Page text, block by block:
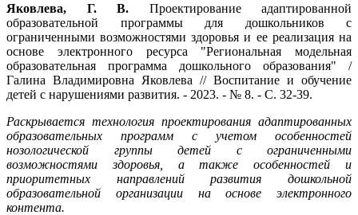
Яковлева, Г. В. Проектирование адаптированной
образовательной программы для дошкольников с
ограниченными возможностями здоровья и ее реализация на
основе электронного ресурса "Региональная модельная
образовательная программа дошкольного образования" /
Галина Владимировна Яковлева // Воспитание и обучение
детей с нарушениями развития. - 2023. - № 8. - С. 32-39.
Раскрывается технология проектирования адаптированных
образовательных программ с учетом особенностей
нозологической группы детей с ограниченными
возможностями здоровья, а также особенностей и
приоритетных направлений развития дошкольной
образовательной организации на основе электронного
контента.